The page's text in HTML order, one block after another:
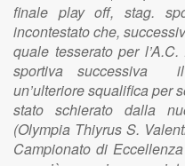
finale play off, stag.
incontestato che,
quale tesserato per
sportiva successiva il
un’ulteriore squalifica per
stato schierato dalla
(Olympia Thiyrus S.
Campionato di